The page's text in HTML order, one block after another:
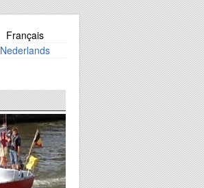
Français
Nederlands